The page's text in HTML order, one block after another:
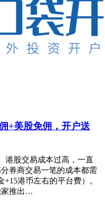
+美股免佣，开户送
港股交易成本过高，一直
券商交易一笔的成本都需
港币左右的平台费）。
家推出…